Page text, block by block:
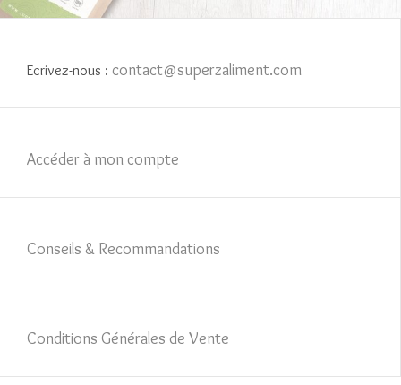
Ecrivez-nous : contact@superzaliment.com
Accéder à mon compte
Conseils & Recommandations
Conditions Générales de Vente